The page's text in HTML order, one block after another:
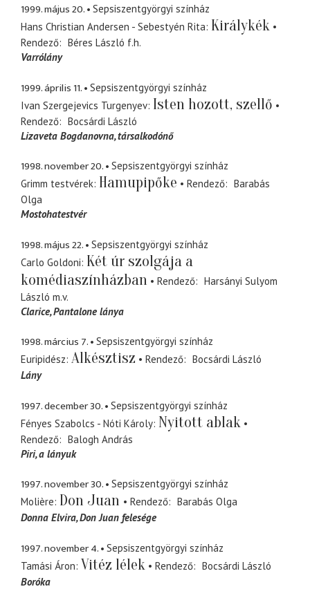
1999. május 20.
Sepsiszentgyörgyi színház
Hans Christian Andersen - Sebestyén Rita Királykék
Rendező Béres László f.h.
Varrólány
1999. április 11.
Sepsiszentgyörgyi színház
Ivan Szergejevics Turgenyev Isten hozott, szellő
Rendező
Bocsárdi László
Lizaveta Bogdanovna társalkodónő
1998. november 20.
Sepsiszentgyörgyi színház
Grimm testvérek Hamupipőke Rendező
Barabás
Olga
Mostohatestvér
1998. május 22.
Sepsiszentgyörgyi színház
Carlo Goldoni Két úr szolgája a
komédiaszínházban
Rendező
Harsányi Sulyom
László m.v.
Clarice Pantalone lánya
1998. március 7.
Sepsiszentgyörgyi színház
Euripidész Alkésztisz Rendező
Bocsárdi László
Lány
1997. december 30.
Sepsiszentgyörgyi színház
Fényes Szabolcs - Nóti Károly Nyitott ablak
Rendező
Balogh András
Piri a lányuk
1997. november 30.
Sepsiszentgyörgyi színház
Molière Don Juan Rendező
Barabás Olga
Donna Elvira Don Juan felesége
1997. november 4.
Sepsiszentgyörgyi színház
Tamási Áron Vitéz lélek Rendező
Bocsárdi László
Boróka